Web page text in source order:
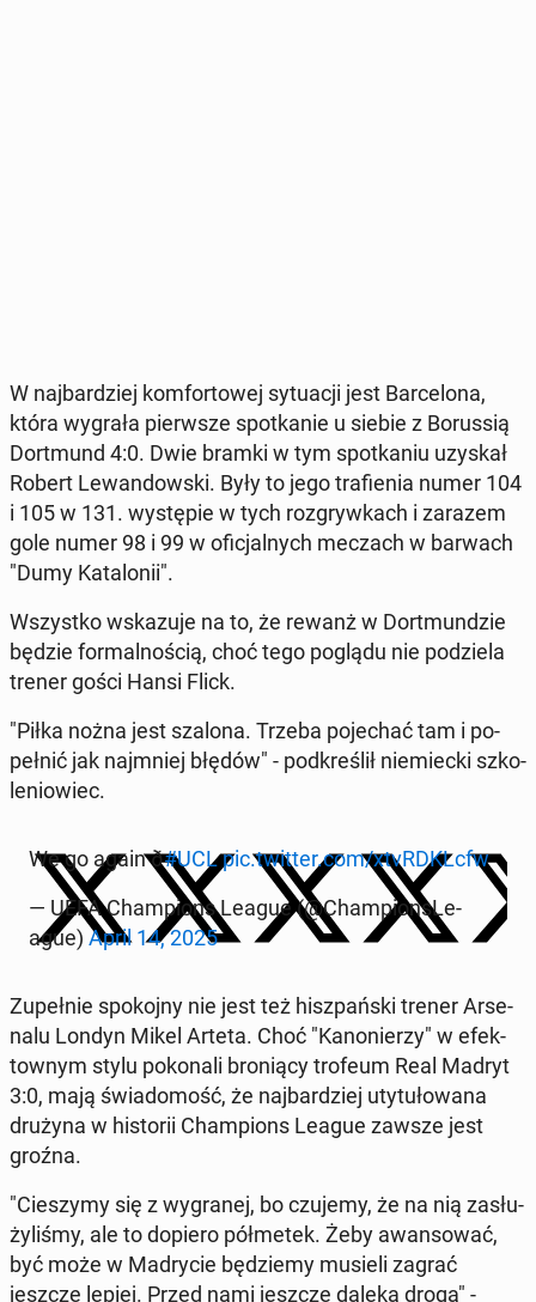
W naj­bar­dziej kom­for­to­wej sy­tu­acji jest Bar­ce­lo­na,
która wygrała pierw­sze spo­tka­nie u siebie z Bo­rus­sią
Do­rt­mund 4:0. Dwie bramki w tym spo­tka­niu uzyskał
Robert Le­wan­dow­ski. Były to jego tra­fie­nia numer 104
i 105 w 131. wy­stę­pie w tych roz­gryw­kach i zarazem
gole numer 98 i 99 w ofi­cjal­nych meczach w barwach
"Dumy Ka­ta­lo­nii".
Wszyst­ko wska­zu­je na to, że rewanż w Do­rt­mun­dzie
będzie for­mal­no­ścią, choć tego poglądu nie po­dzie­la
trener gości Hansi Flick.
"Piłka nożna jest szalona. Trzeba po­je­chać tam i po­
peł­nić jak naj­mniej błędów" - pod­kre­ślił nie­miec­ki szko­
le­nio­wiec.
We go again ð#UCLpic.twitter.com/xtvRD­KLcfw
— UEFA Cham­pions League (@Cham­pion­sLe­
ague) April 14, 2025
Zu­peł­nie spo­koj­ny nie jest też hisz­pań­ski trener Ar­se­
na­lu Londyn Mikel Arteta. Choć "Ka­no­nie­rzy" w efek­
tow­nym stylu po­ko­na­li bro­nią­cy trofeum Real Madryt
3:0, mają świa­do­mość, że naj­bar­dziej uty­tu­ło­wa­na
drużyna w hi­sto­rii Cham­pions League zawsze jest
groźna.
"Cie­szy­my się z wy­gra­nej, bo czujemy, że na nią za­słu­
ży­li­śmy, ale to dopiero pół­me­tek. Żeby awan­so­wać,
być może w Ma­dry­cie bę­dzie­my musieli zagrać
jeszcze lepiej. Przed nami jeszcze daleka droga" -